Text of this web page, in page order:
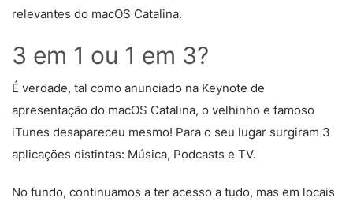
relevantes do macOS Catalina.
3 em 1 ou 1 em 3?
É verdade, tal como anunciado na Keynote de
apresentação do macOS Catalina, o velhinho e famoso
iTunes desapareceu mesmo! Para o seu lugar surgiram 3
aplicações distintas: Música, Podcasts e TV.
No fundo, continuamos a ter acesso a tudo, mas em locais